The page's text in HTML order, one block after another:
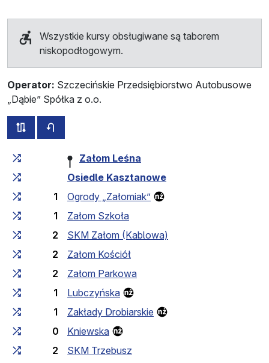
Wszystkie kursy obsługiwane są taborem
niskopodłogowym.
Operator: Szczecińskie Przedsiębiorstwo Autobusowe
„Dąbie” Spółka z o.o.
wszystkie trasy tej linii
Czas przejazdu narastająco
Załom Leśna
Osiedle Kasztanowe
1
Ogrody „Załomiak”
1
Załom Szkoła
2
SKM Załom (Kablowa)
2
Załom Kościół
2
Załom Parkowa
1
Lubczyńska
1
Zakłady Drobiarskie
0
Kniewska
2
SKM Trzebusz